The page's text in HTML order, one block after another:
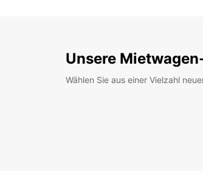
Unsere
Wählen Sie aus einer Vielzahl